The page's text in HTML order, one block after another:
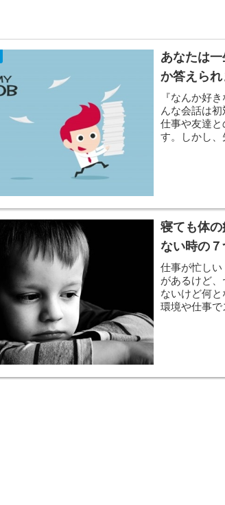
あなたは
か答えら
『なんか好
んな会話は初
仕事や友達
す。しかし
寝ても体
ない時の
仕事が忙しい
があるけど
ないけど何
環境や仕事